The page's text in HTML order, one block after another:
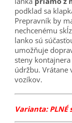
podklad sa
Prepravník by
nechcenému
lanko sú
umožňuje
steny
údržbu. Vrátane
vozíkov.
Varianta: PLNÉ